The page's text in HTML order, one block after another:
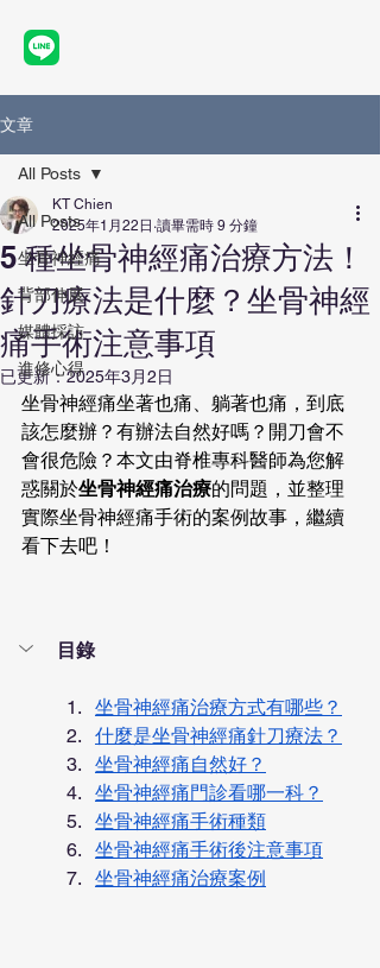
文章
All Posts
坐骨神經痛
背部伸展
媒體採訪
進修心得
All Posts
5 種坐骨神經痛治療方法！
針刀療法是什麼？坐骨神經
痛手術注意事項
KT Chien
2025年1月22日 讀畢需時 9 分鐘
已更新：2025年3月2日
坐骨神經痛坐著也痛、躺著也痛，到底
該怎麼辦？有辦法自然好嗎？開刀會不
會很危險？本文由脊椎專科醫師為您解
惑關於坐骨神經痛治療的問題，並整理
實際坐骨神經痛手術的案例故事，繼續
看下去吧！
目錄
坐骨神經痛治療方式有哪些？
什麼是坐骨神經痛針刀療法？
坐骨神經痛自然好？
坐骨神經痛門診看哪一科？
坐骨神經痛手術種類
坐骨神經痛手術後注意事項
坐骨神經痛治療案例